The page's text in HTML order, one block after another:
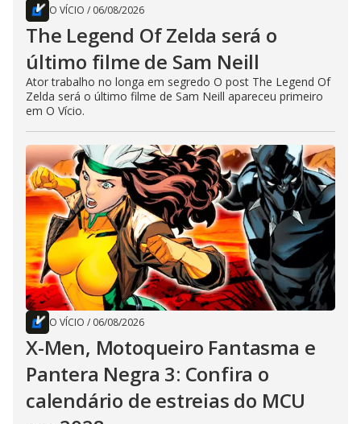
O VÍCIO / 06/08/2026
The Legend Of Zelda será o
último filme de Sam Neill
Ator trabalho no longa em segredo O post The Legend Of
Zelda será o último filme de Sam Neill apareceu primeiro
em O Vício.
O VÍCIO / 06/08/2026
X-Men, Motoqueiro Fantasma e
Pantera Negra 3: Confira o
calendário de estreias do MCU